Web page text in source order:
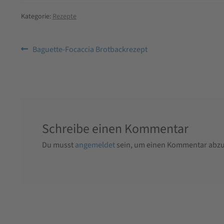
Kategorie: Rezepte
Beitragsnavigation
Vorheriger
Baguette-Focaccia Brotbackrezept
Schreibe einen Kommentar
Du musstangemeldetsein, um einen Kommentar